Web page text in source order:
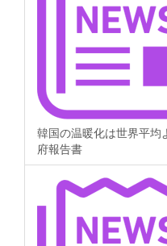
韓国の温暖化は世界平
府報告書